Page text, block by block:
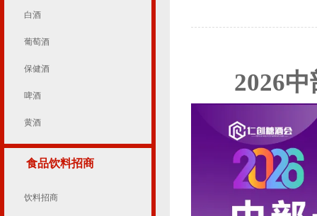
白酒
葡萄酒
保健酒
啤酒
黄酒
食品饮料招商
饮料招商
2026